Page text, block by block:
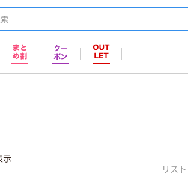
示
リスト